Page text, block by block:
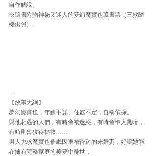
自作解說。
※隨書附贈神祕又迷人的夢幻魔實也藏書票（三款隨
機出貨）。
==
【故事大綱】
夢幻魔實也，年齡不詳、住處不定，自稱偵探。
與他相遇的人們，有時會被迷惑，有時會墮入黑暗，
有時則會獲得拯救……
男人央求魔實也催眠因車禍昏迷的未婚妻，好讓她能
在擁有完整家庭的美夢中離世，